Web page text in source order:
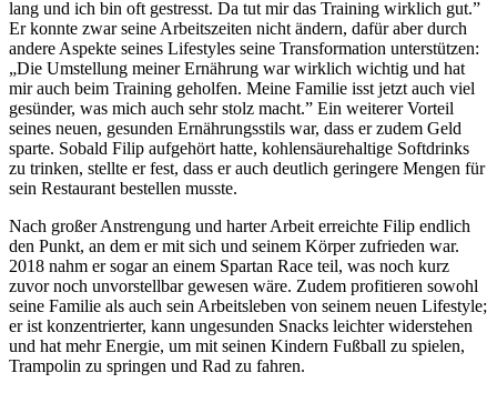
lang und ich bin oft gestresst. Da tut mir das Training wirklich gut.”
Er konnte zwar seine Arbeitszeiten nicht ändern, dafür aber durch
andere Aspekte seines Lifestyles seine Transformation unterstützen:
„Die Umstellung meiner Ernährung war wirklich wichtig und hat
mir auch beim Training geholfen. Meine Familie isst jetzt auch viel
gesünder, was mich auch sehr stolz macht.” Ein weiterer Vorteil
seines neuen, gesunden Ernährungsstils war, dass er zudem Geld
sparte. Sobald Filip aufgehört hatte, kohlensäurehaltige Softdrinks
zu trinken, stellte er fest, dass er auch deutlich geringere Mengen für
sein Restaurant bestellen musste.
Nach großer Anstrengung und harter Arbeit erreichte Filip endlich
den Punkt, an dem er mit sich und seinem Körper zufrieden war.
2018 nahm er sogar an einem Spartan Race teil, was noch kurz
zuvor noch unvorstellbar gewesen wäre. Zudem profitieren sowohl
seine Familie als auch sein Arbeitsleben von seinem neuen Lifestyle;
er ist konzentrierter, kann ungesunden Snacks leichter widerstehen
und hat mehr Energie, um mit seinen Kindern Fußball zu spielen,
Trampolin zu springen und Rad zu fahren.